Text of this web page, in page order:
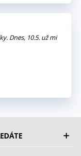
Dnes, 10.5. už mi